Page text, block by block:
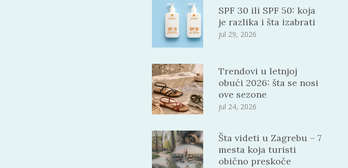
SPF 30 ili SPF 50: koja
je razlika i šta izabrati
jul 29, 2026
Trendovi u letnjoj
obući 2026: šta se nosi
ove sezone
jul 24, 2026
Šta videti u Zagrebu – 7
mesta koja turisti
obično preskoče